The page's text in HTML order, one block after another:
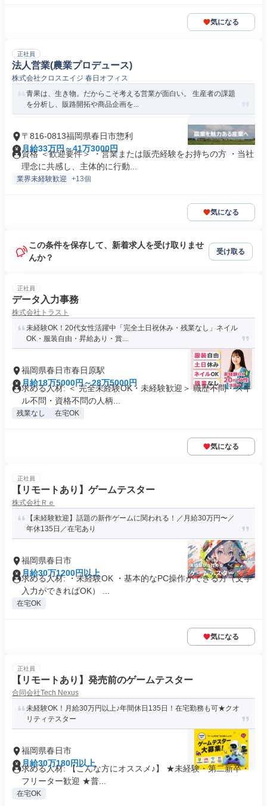
気になる
正社員
法人営業(農業プロデュース)
株式会社クロスエイジ 春日オフィス
青果は、生き物。だからこそ考える営業が面白い。 生産者の課題
を分析し、販路開拓や商品企画を...
〒816-0813福岡県春日市惣利
月給33万円～41万3000円
資格 ＜歓迎要件＞ ・営業または販売経験をお持ちの方 ・当社
理念に共感し、主体的に行動...
業界未経験歓迎 +13個
気になる
この条件を保存して、新着求人を受け取りませ
んか？
受け取る
正社員
データ入力事務
株式会社トラスト
未経験OK！20代女性活躍中「完全土日祝休み・残業なし」ネイル
OK・服装自由・昇給あり・賞...
福岡県春日市春日原駅
月給18万5000円～28万5000円
求める人材: ＜ 完全未経験OK・未経験歓迎＞ 職歴不問・スキ
ル不問・資格不問の人柄...
残業なし 在宅OK
気になる
正社員
【リモートあり】ゲームテスター
株式会社Ｒｅ
【未経験歓迎】話題の新作ゲームに関われる！／月給30万円〜／
年休135日／在宅あり
福岡県春日市
月給30万1200円以上
求める人材: ・未経験OK ・基本的なPC操作ができる方（文字
入力ができればOK） ...
在宅OK
気になる
正社員
【リモートあり】発売前のゲームテスター
合同会社Tech Nexus
未経験OK！月給30万円以上♪年間休日135日！在宅勤務も可★クオ
リティテスター
福岡県春日市
月給30万180円以上
求める人材: 【こんな方にオススメ♪】 ★未経験・第二新卒・
フリーター歓迎 ★普...
在宅OK